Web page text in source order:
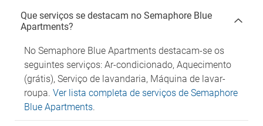
Que serviços se destacam no Semaphore Blue
Apartments?
No Semaphore Blue Apartments destacam-se os
seguintes serviços: Ar-condicionado, Aquecimento
(grátis), Serviço de lavandaria, Máquina de lavar-
roupa. Ver lista completa de serviços de Semaphore
Blue Apartments.